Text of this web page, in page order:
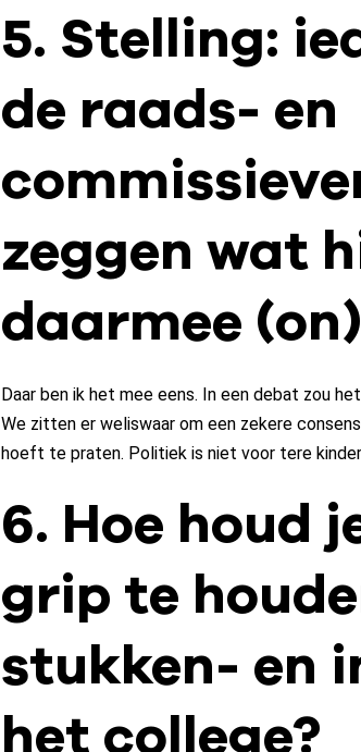
5. Stelling:
de raads- en
zeggen wat
daarmee
Daar ben ik het mee eens. In een debat zou
We zitten er weliswaar om een zekere
hoeft te praten. Politiek is niet voor tere
6. Hoe houd
grip te
stukken- en
het college?